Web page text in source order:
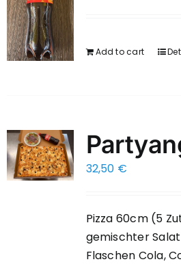
Add to cart
32,50 €
Pizza 60cm (5
gemischter Salat
Flaschen Cola,